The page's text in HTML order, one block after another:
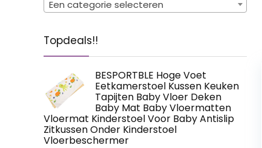
Een categorie selecteren
Topdeals!!
BESPORTBLE Hoge Voet
Eetkamerstoel Kussen Keuken
Tapijten Baby Vloer Deken
Baby Mat Baby Vloermatten
Vloermat Kinderstoel Voor Baby Antislip
Zitkussen Onder Kinderstoel
Vloerbeschermer